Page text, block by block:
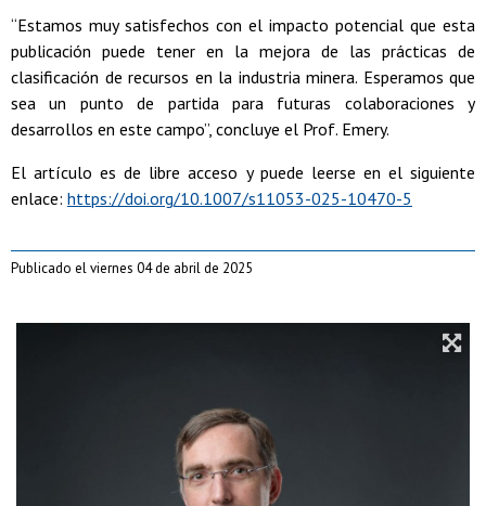
“Estamos muy satisfechos con el impacto potencial que esta
publicación puede tener en la mejora de las prácticas de
clasificación de recursos en la industria minera. Esperamos que
sea un punto de partida para futuras colaboraciones y
desarrollos en este campo”, concluye el Prof. Emery.
El artículo es de libre acceso y puede leerse en el siguiente
enlace: https://doi.org/10.1007/s11053-025-10470-5
Publicado el viernes 04 de abril de 2025